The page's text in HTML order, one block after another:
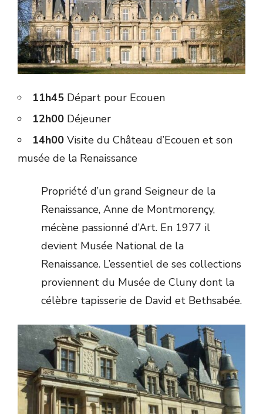
11h45 Départ pour Ecouen
12h00 Déjeuner
14h00 Visite du Château d’Ecouen et son
musée de la Renaissance
Propriété d’un grand Seigneur de la
Renaissance, Anne de Montmorençy,
mécène passionné d’Art. En 1977 il
devient Musée National de la
Renaissance. L’essentiel de ses collections
proviennent du Musée de Cluny dont la
célèbre tapisserie de David et Bethsabée.